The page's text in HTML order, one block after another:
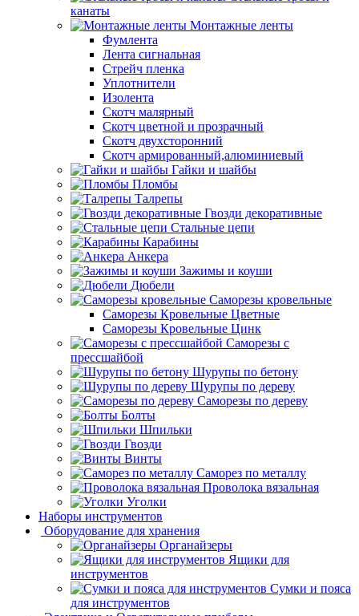
канаты
Монтажные ленты
Фумлента
Лента сигнальная
Стрейч пленка
Уплотнители
Изолента
Скотч малярный
Скотч цветной и прозрачный
Скотч двухсторонний
Скотч армированный,алюминиевый
Гайки и шайбы
Пломбы
Талрепы
Гвозди декоративные
Стальные цепи
Карабины
Анкера
Зажимы и коуши
Дюбели
Саморезы кровельные
Саморезы Кровельные Цветные
Саморезы Кровельные Цинк
Саморезы с
прессшайбой
Шурупы по бетону
Шурупы по дереву
Саморезы по дереву
Болты
Шпильки
Гвозди
Винты
Саморез по металлу
Проволока вязальная
Уголки
Наборы инструментов
Оборудование для хранения
Органайзеры
Ящики для
инструментов
Сумки и пояса
для инструментов